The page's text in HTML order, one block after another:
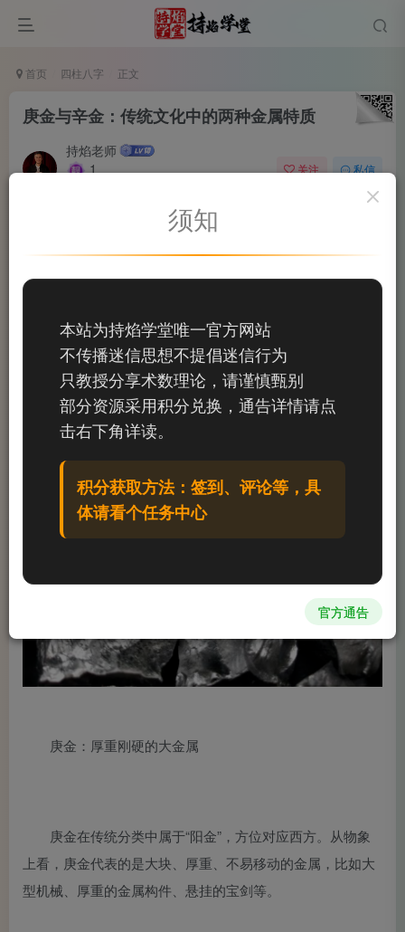
首页 四柱八字 正文
庚金与辛金：传统文化中的两种金属特质
持焰老师
1
关注 私信
度来了解它们的区别与特点。
庚金：厚重刚硬的大金属
庚金在传统分类中属于“阳金”，方位对应西方。从物象
上看，庚金代表的是大块、厚重、不易移动的金属，比如大
型机械、厚重的金属构件、悬挂的宝剑等。
须知
本站为持焰学堂唯一官方网站
不传播迷信思想不提倡迷信行为
只教授分享术数理论，请谨慎甄别
部分资源采用积分兑换，通告详情请点
击右下角详读。
积分获取方法：签到、评论等，具
体请看个任务中心
官方通告